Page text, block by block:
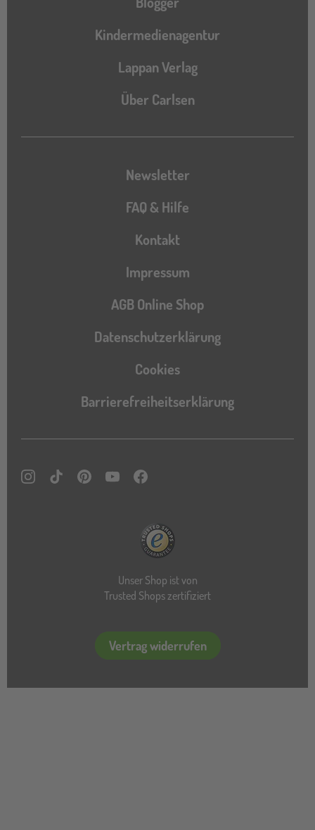
Kindermedienagentur
Lappan Verlag
Über Carlsen
Newsletter
FAQ & Hilfe
Kontakt
Impressum
AGB Online Shop
Datenschutzerklärung
Cookies
Barrierefreiheitserklärung
InstagramTikTokPinterestYouTubeFacebook
Unser Shop ist von
Trusted Shops zertifiziert
Vertrag widerrufen